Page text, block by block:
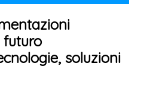
soluzioni